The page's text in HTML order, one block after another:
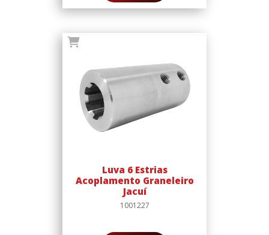
Luva 6 Estrias
Acoplamento Graneleiro
Jacuí
1001227